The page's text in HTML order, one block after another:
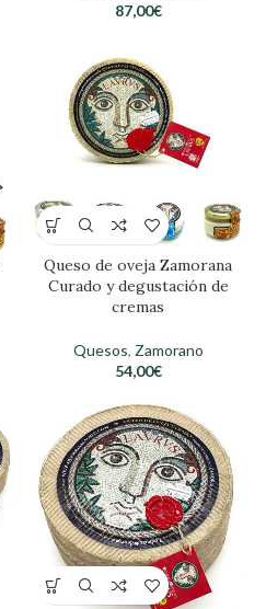
87,00€
Queso de oveja Zamorana
Curado y degustación de
cremas
Quesos, Zamorano
54,00€